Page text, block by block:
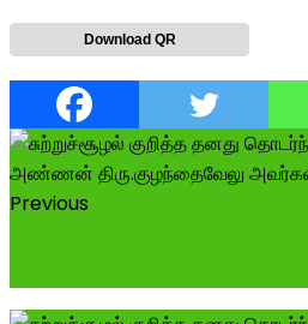
Download QR
Previous